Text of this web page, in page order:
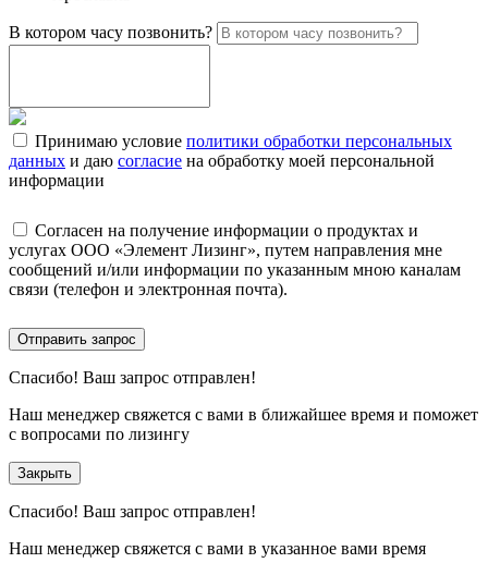
В котором часу позвонить?
Принимаю условие политики обработки персональных
данных и даю согласие на обработку моей персональной
информации
Согласен на получение информации о продуктах и
услугах ООО «Элемент Лизинг», путем направления мне
сообщений и/или информации по указанным мною каналам
связи (телефон и электронная почта).
Отправить запрос
Спасибо! Ваш запрос отправлен!
Наш менеджер свяжется с вами в ближайшее время и поможет
с вопросами по лизингу
Закрыть
Спасибо! Ваш запрос отправлен!
Наш менеджер свяжется с вами в указанное вами время